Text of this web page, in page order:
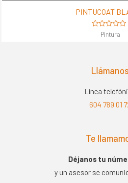
PINTUCOAT
Valorado
Pintura
Llámanos
Línea
604 789 01
Te
Déjanos tu
y un asesor se